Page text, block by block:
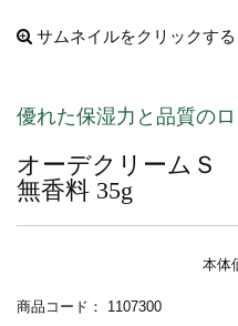
サムネイルをクリックす
優れた保湿力と品質のロ
オーデクリームＳ
無香料 35g
本体
商品コード： 1107300